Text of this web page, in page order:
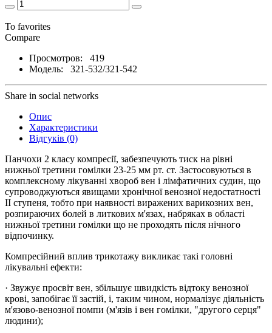
To favorites
Compare
Просмотров: 419
Модель: 321-532/321-542
Share in social networks
Опис
Характеристики
Відгуків (0)
Панчохи 2 класу компресії, забезпечують тиск на рівні
нижньої третини гомілки 23-25 мм рт. ст. Застосовуються в
комплексному лікуванні хвороб вен і лімфатичних судин, що
супроводжуються явищами хронічної венозної недостатності
ІІ ступеня, тобто при наявності виражених варикозних вен,
розпираючих болей в литкових м'язах, набряках в області
нижньої третини гомілки що не проходять після нічного
відпочинку.
Компресійний вплив трикотажу викликає такі головні
лікувальні ефекти:
· Звужує просвіт вен, збільшує швидкість відтоку венозної
крові, запобігає її застій, і, таким чином, нормалізує діяльність
м'язово-венозної помпи (м'язів і вен гомілки, "другого серця"
людини);